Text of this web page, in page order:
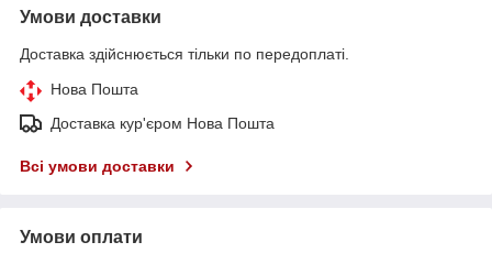
Умови доставки
Доставка здійснюється тільки по передоплаті.
Нова Пошта
Доставка кур'єром Нова Пошта
Всі умови доставки
Умови оплати